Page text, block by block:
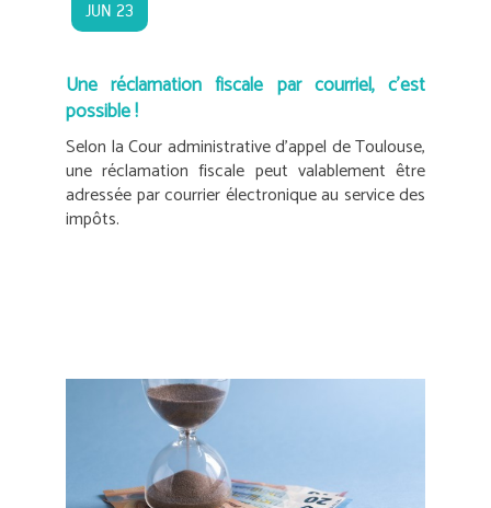
JUN 23
Une réclamation fiscale par courriel, c’est
possible !
Selon la Cour administrative d’appel de Toulouse,
une réclamation fiscale peut valablement être
adressée par courrier électronique au service des
impôts.